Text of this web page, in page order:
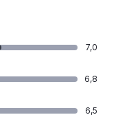
7,0
6,8
6,5